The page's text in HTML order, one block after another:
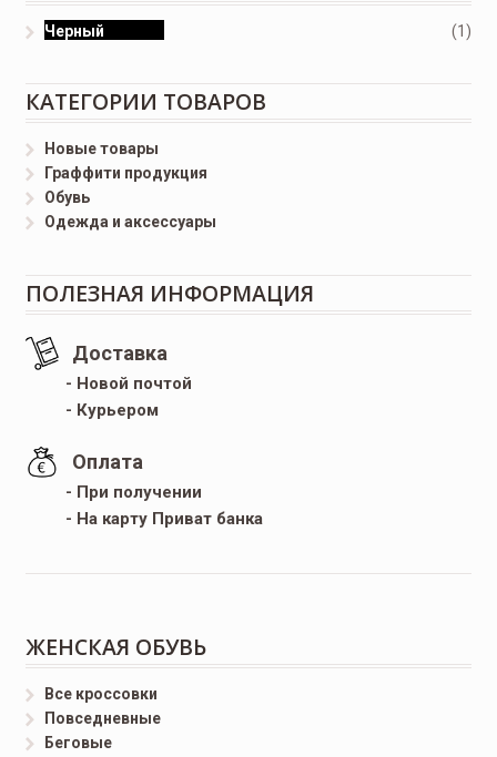
Черный (1)
КАТЕГОРИИ ТОВАРОВ
Новые товары
Граффити продукция
Обувь
Одежда и аксессуары
ПОЛЕЗНАЯ ИНФОРМАЦИЯ
Доставка
- Новой почтой
- Курьером
Оплата
- При получении
- На карту Приват банка
ЖЕНСКАЯ ОБУВЬ
Все кроссовки
Повседневные
Беговые